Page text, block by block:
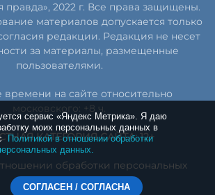
сервис «Яндекс Метрика». Я даю
моих персональных данных в
Политикой в отношении обработки
данных.
СОГЛАСЕН / СОГЛАСНА
2022 г. Все права защищены.
материалов допускается только
редакции. Редакция не несет
за материалы, размещенные
пользователями.
на сайте относительно
московского: +8 ч.
КАТЕГОРИЯ САЙТА: 12+
обработки персональных
данных